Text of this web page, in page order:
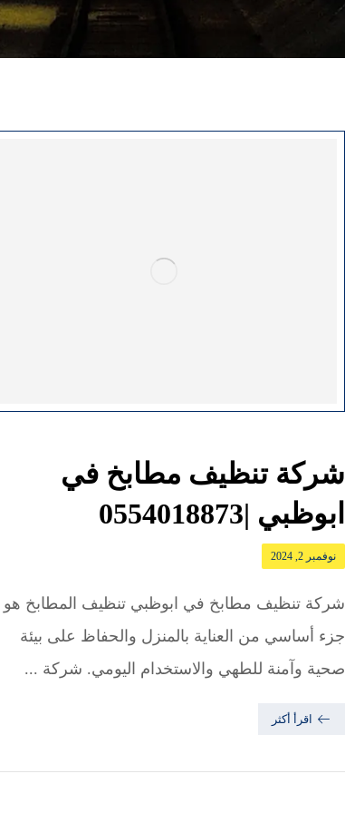
شركة تنظيف مطابخ في
ابوظبي |0554018873
نوفمبر 2, 2024
شركة تنظيف مطابخ في ابوظبي تنظيف المطابخ هو
جزء أساسي من العناية بالمنزل والحفاظ على بيئة
صحية وآمنة للطهي والاستخدام اليومي. شركة ...
اقرأ أكثر